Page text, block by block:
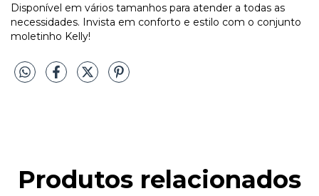
Disponível em vários tamanhos para atender a todas as
necessidades. Invista em conforto e estilo com o conjunto
moletinho Kelly!
Produtos relacionados